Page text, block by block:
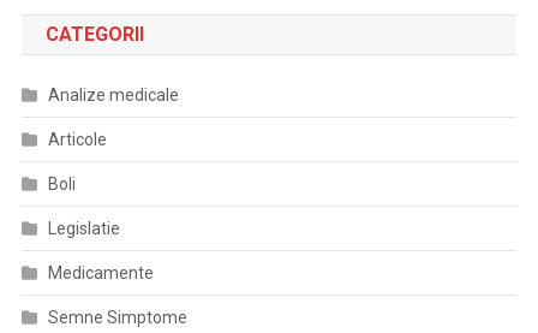
CATEGORII
Analize medicale
Articole
Boli
Legislatie
Medicamente
Semne Simptome